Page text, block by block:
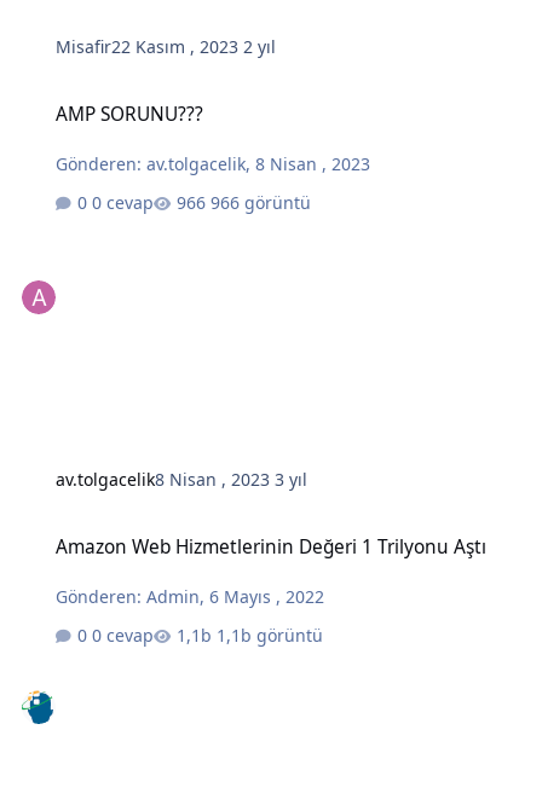
Misafir22 Kasım , 20232 yıl
AMP SORUNU???
Gönderen:av.tolgacelik,8 Nisan , 2023
0 cevap
966 görüntü
av.tolgacelik8 Nisan , 20233 yıl
Amazon Web Hizmetlerinin Değeri 1 Trilyonu Aştı
Gönderen:Admin,6 Mayıs , 2022
0 cevap
1,1b görüntü